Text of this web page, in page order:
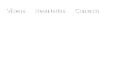
Vídeos Resultados Contacto